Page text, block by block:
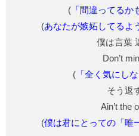
( 「間違ってる
(あなたが嫉妬してるよ
僕は言葉
Don’t
(「全く気にしな
そう返
Ain’t the
(僕は君にとっての「唯